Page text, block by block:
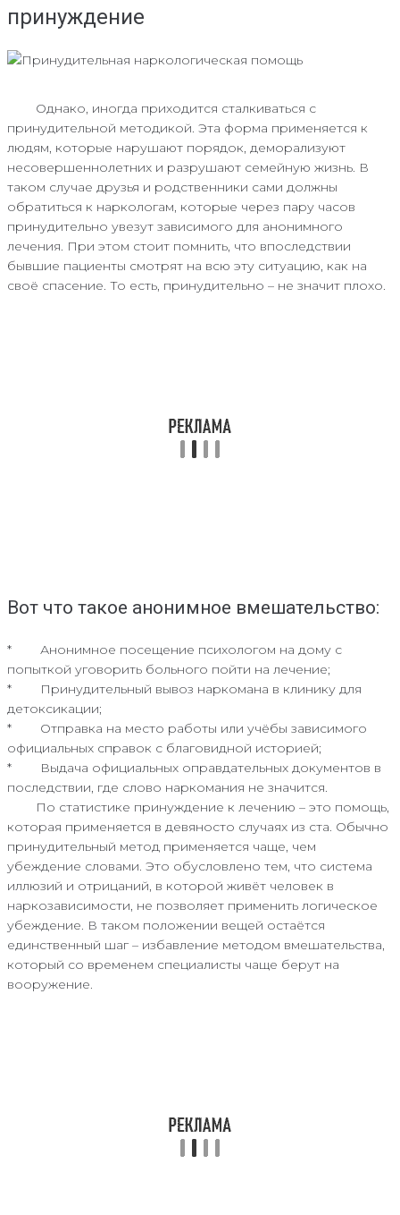
принуждение
Однако, иногда приходится сталкиваться с
принудительной методикой. Эта форма применяется к
людям, которые нарушают порядок, деморализуют
несовершеннолетних и разрушают семейную жизнь. В
таком случае друзья и родственники сами должны
обратиться к наркологам, которые через пару часов
принудительно увезут зависимого для анонимного
лечения. При этом стоит помнить, что впоследствии
бывшие пациенты смотрят на всю эту ситуацию, как на
своё спасение. То есть, принудительно – не значит плохо.
Вот что такое анонимное вмешательство:
* Анонимное посещение психологом на дому с
попыткой уговорить больного пойти на лечение;
* Принудительный вывоз наркомана в клинику для
детоксикации;
* Отправка на место работы или учёбы зависимого
официальных справок с благовидной историей;
* Выдача официальных оправдательных документов в
последствии, где слово наркомания не значится.
По статистике принуждение к лечению – это помощь,
которая применяется в девяносто случаях из ста. Обычно
принудительный метод применяется чаще, чем
убеждение словами. Это обусловлено тем, что система
иллюзий и отрицаний, в которой живёт человек в
наркозависимости, не позволяет применить логическое
убеждение. В таком положении вещей остаётся
единственный шаг – избавление методом вмешательства,
который со временем специалисты чаще берут на
вооружение.